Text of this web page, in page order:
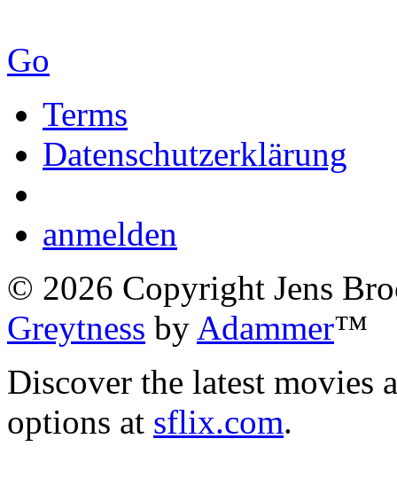
Go
Terms
Datenschutzerklärung
anmelden
© 2026 Copyright Jens
Greytness by Adammer™
Discover the latest movies
options at sflix.com.